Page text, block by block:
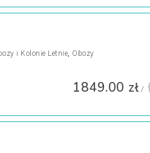
i Kolonie Letnie, Obozy
1849.00 zł/